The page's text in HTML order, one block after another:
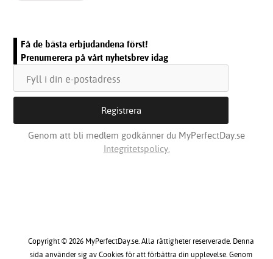
Få de bästa erbjudandena först!
Prenumerera på vårt nyhetsbrev idag
Genom att bli medlem godkänner du MyPerfectDay.se
Integritetspolicy.
Copyright © 2026 MyPerfectDay.se. Alla rättigheter reserverade. Denna
sida använder sig av Cookies för att förbättra din upplevelse. Genom